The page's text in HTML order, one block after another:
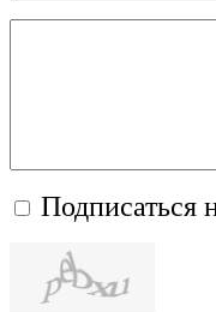
Подписаться